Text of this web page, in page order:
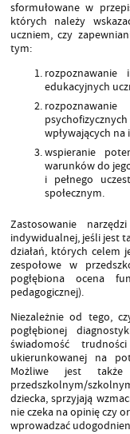
sformułowane w
których należy
uczniem, czy
tym:
edukacyjnych
wpływających
wspieranie
warunków do
i pełnego
społecznym.
Zastosowanie
indywidualnej, jeśli jest
działań, których celem
zespołowe w
pogłębiona ocena
pedagogicznej).
Niezależnie od tego,
pogłębionej
świadomość
ukierunkowanej na
Możliwe jest także
przedszkolnym/
dziecka, sprzyjają
nie czeka na opinię czy
wprowadzać